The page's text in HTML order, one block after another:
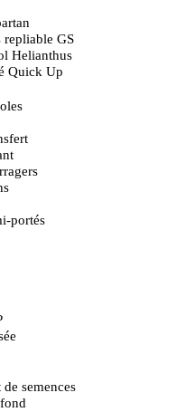
repliable GS
Helianthus
Quick Up
portés
semences